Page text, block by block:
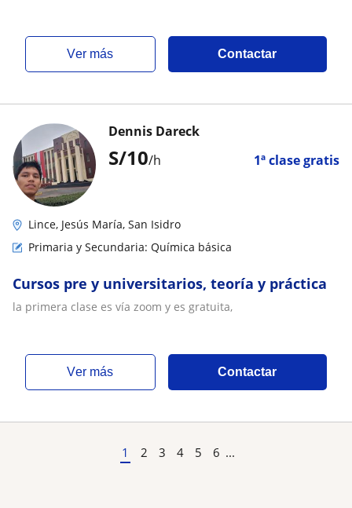
ver más Contactar
S/10/h 1ª clase gratis
Dennis Dareck
Lince, Jesús María, San Isidro
Primaria y Secundaria: Química básica
Cursos pre y universitarios, teoría y práctica
la primera clase es vía zoom y es gratuita,
ver más Contactar
1 2 3 4 5 6 ...